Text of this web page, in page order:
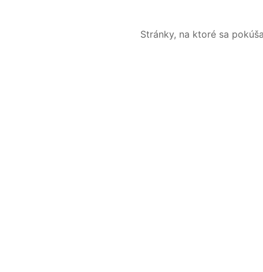
Stránky, na ktoré sa